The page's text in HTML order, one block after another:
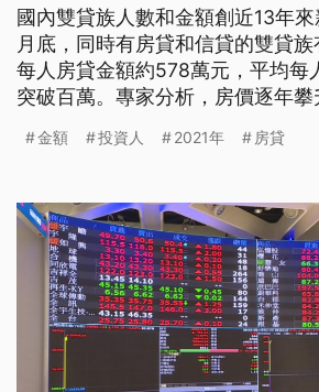
國內雙貸族人數和金額創近13年
月底，同時有房貸和信貸的雙貸
每人房貸金額約578萬元，平均每
突破百萬。專家分析，房價逐年攀
創新高，甚至有人增貸買股票，放
融風暴。
金額 投資人 2021年 房貸